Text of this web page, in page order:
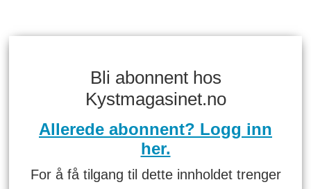
Bli abonnent hos
Kystmagasinet.no
Allerede abonnent? Logg inn
her.
For å få tilgang til dette innholdet trenger